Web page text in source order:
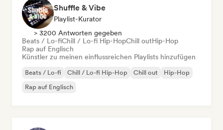
Shuffle & Vibe
Playlist-Kurator
> 3200 Antworten gegeben
Beats / Lo-fiChill / Lo-fi Hip-HopChill outHip-Hop
Rap auf Englisch
Künstler zu meinen einflussreichen Playlists hinzufügen
Beats / Lo-fi Chill / Lo-fi Hip-Hop Chill out
Hip-Hop
Rap auf Englisch